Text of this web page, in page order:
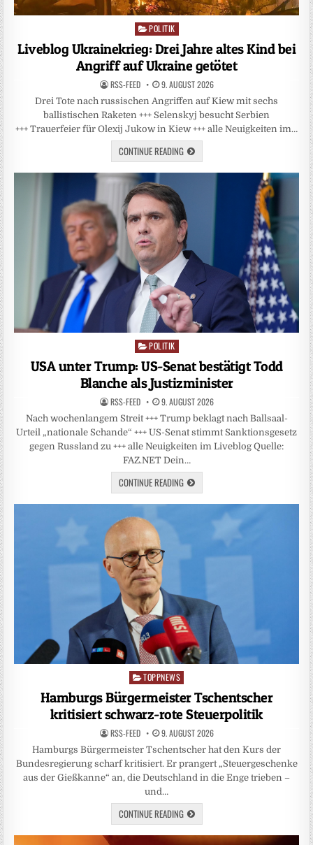
Posted
in
POLITIK
Liveblog Ukrainekrieg: Drei Jahre altes Kind bei
Angriff auf Ukraine getötet
RSS-FEED 9. AUGUST 2026
Drei Tote nach russischen Angriffen auf Kiew mit sechs
ballistischen Raketen +++ Selenskyj besucht Serbien
+++ Trauerfeier für Olexij Jukow in Kiew +++ alle Neuigkeiten im…
CONTINUE READING
Posted
in
POLITIK
USA unter Trump: US-Senat bestätigt Todd
Blanche als Justizminister
RSS-FEED 9. AUGUST 2026
Nach wochenlangem Streit +++ Trump beklagt nach Ballsaal-
Urteil „nationale Schande“ +++ US-Senat stimmt Sanktionsgesetz
gegen Russland zu +++ alle Neuigkeiten im Liveblog Quelle:
FAZ.NET Dein…
CONTINUE READING
Posted
TOPPNEWS
Hamburgs Bürgermeister Tschentscher
kritisiert schwarz-rote Steuerpolitik
RSS-FEED 9. AUGUST 2026
Hamburgs Bürgermeister Tschentscher hat den Kurs der
Bundesregierung scharf kritisiert. Er prangert „Steuergeschenke
aus der Gießkanne“ an, die Deutschland in die Enge trieben –
und…
CONTINUE READING